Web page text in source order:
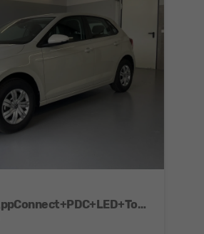
1.0 MPI Sitzheizung+AppConnect+PDC+LED+Touch+Lichtsensor+MultiLenkrad